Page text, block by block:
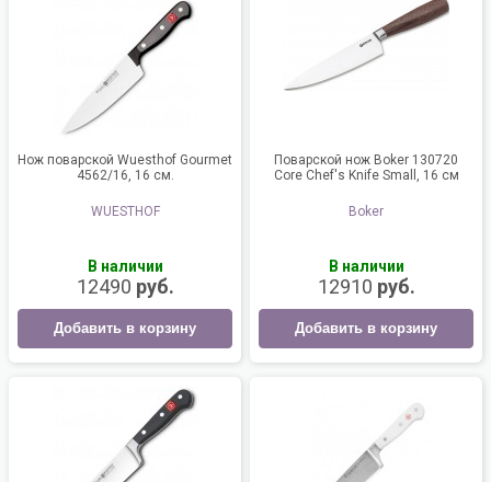
Нож поварской Wuesthof Gourmet
4562/16, 16 см.
WUESTHOF
В наличии
12490 руб.
Добавить в корзину
Поварской нож Boker 130720
Core Chef's Knife Small, 16 см
Boker
В наличии
12910 руб.
Добавить в корзину